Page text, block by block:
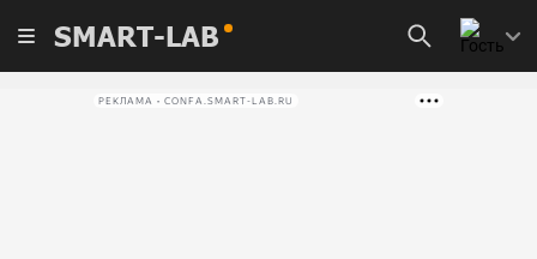
SMART-LAB
РЕКЛАМА • CONFA.SMART-LAB.RU